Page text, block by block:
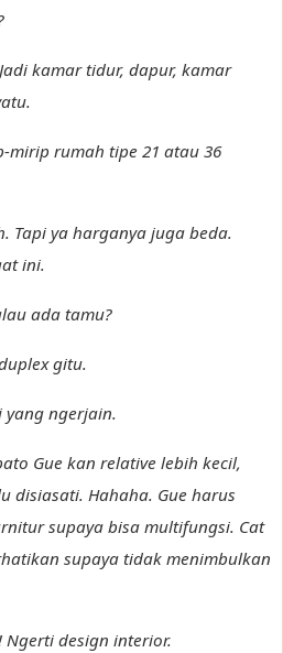
kamar tidur, dapur, kamar
mirip rumah tipe 21 atau 36
Tapi ya harganya juga beda.
ini.
ada tamu?
gitu.
yang ngerjain.
Gue kan relative lebih kecil,
disiasati. Hahaha. Gue harus
supaya bisa multifungsi. Cat
supaya tidak menimbulkan
Ngerti design interior.